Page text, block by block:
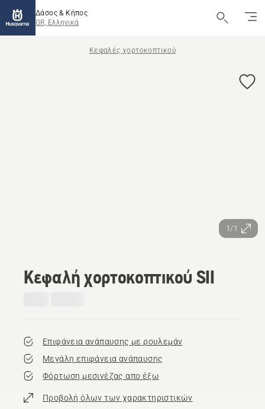
Δάσος & Κήπος
GR, Ελληνικά
Κεφαλές χορτοκοπτικού
1/1
Κεφαλή χορτοκοπτικού SII
Επιφάνεια ανάπαυσης με ρουλεμάν
Μεγάλη επιφάνεια ανάπαυσης
Φόρτωση μεσινέζας απο έξω
Προβολή όλων των χαρακτηριστικών